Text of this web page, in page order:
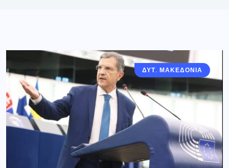
ΔΥΤ. ΜΑΚΕΔΟΝΙΑ